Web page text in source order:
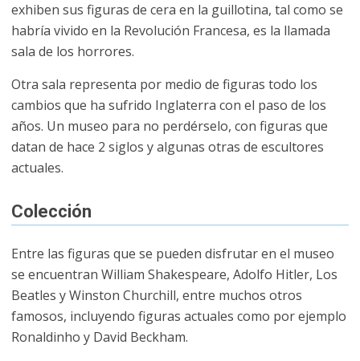
exhiben sus figuras de cera en la guillotina, tal como se
habría vivido en la Revolución Francesa, es la llamada
sala de los horrores.
Otra sala representa por medio de figuras todo los
cambios que ha sufrido Inglaterra con el paso de los
años. Un museo para no perdérselo, con figuras que
datan de hace 2 siglos y algunas otras de escultores
actuales.
Colección
Entre las figuras que se pueden disfrutar en el museo
se encuentran William Shakespeare, Adolfo Hitler, Los
Beatles y Winston Churchill, entre muchos otros
famosos, incluyendo figuras actuales como por ejemplo
Ronaldinho y David Beckham.